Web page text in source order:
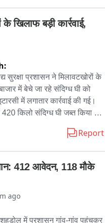
कर रहे हैं मदद -
के खिलाफ बड़ी कार्रवाई,
सुरक्षा प्रशासन ने मिलावटखोरों के
में बेचे जा रहे संदिग्ध घी को
में लगातार कार्रवाई की गई।
किलो संदिग्ध घी जब्त किया
के निर्देश पर दूध एवं दुग्ध उत्पादों के
के तहत खाद्य सुरक्षा
औचक निरीक्षण किया। निरीक्षण
घी की गुणवत्ता पर संदेह होने पर
इटारसी स्थित गोविंदा स्टोर से
द्वारा सभी नमूनों को जांच के लिए
Report
412 आवेदन, 118 मौके
ago
में प्रशासन गांव-गांव पहुंचकर